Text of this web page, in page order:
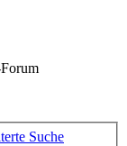
Suche